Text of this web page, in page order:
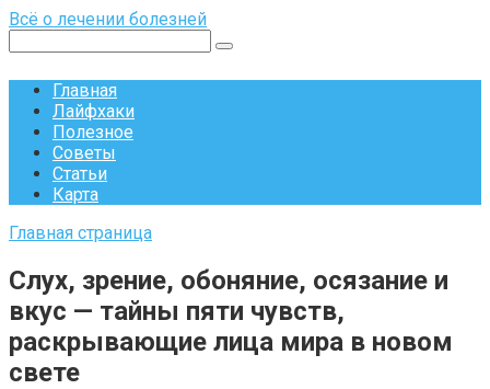
Перейти
контенту
Всё о лечении болезней
Главная
Лайфхаки
Полезное
Советы
Статьи
Карта
Главная страница
Слух, зрение, обоняние, осязание и
вкус — тайны пяти чувств,
раскрывающие лица мира в новом
свете